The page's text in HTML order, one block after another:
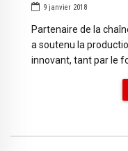
9 janvier 2018
Partenaire de la
a soutenu la
innovant, tant par le